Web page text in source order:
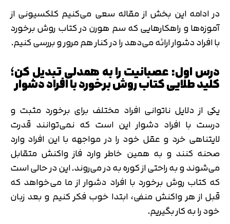
در ادامه این بخش از مقاله سعی می‌کنیم کلکسیونی از
آموزه‌ها و راهکارهایی که سم هورن در کتاب روش برخورد
با افراد دشوار ارائه می‌دهد را در کنار هم مرور و بررسی کنیم.
درس اول: عصبانیت را به همدلی تبدیل کن؛
کلید طلایی کتاب روش برخورد با افراد دشوار
یکی از دلایل ناتوانی افراد مختلف برای برخورد مثبت و
درست با افراد دشوار این است که نمی‌توانند قدرت
لایتناهی خرد و عقل خود را در مواجهه با این افراد وارد
صحنه کنند و به همین خاطر وارد فاز واکنش متقابل
می‌شوند و به راحتی از کوره به در می‌روند. این در حالی است
که کتاب روش برخورد با افراد دشوار از ما می‌خواهد که
قبل از هر واکنش منفی، ابتدا خوب فکر کنیم و بعد زبان
خود را به کار بگیریم.